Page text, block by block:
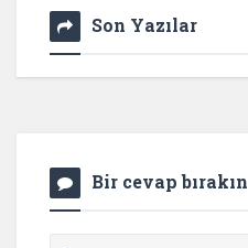
Son Yazılar
Bir cevap bırakın